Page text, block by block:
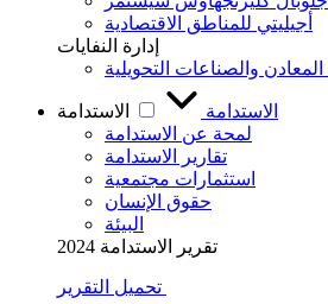
أجيليتي للمناطق الاقتصادية
إدارة النفايات
الاستدامة
الاستدامة
لمحة عن الاستدامة
تقارير الاستدامة
استثمارات مجتمعية
حقوق الإنسان
البيئة
تقرير الاستدامة 2024
تحميل التقرير